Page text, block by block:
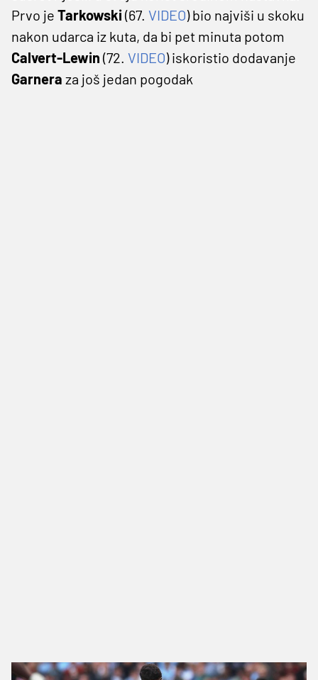
Prvo je Tarkowski (67. VIDEO) bio najviši u skoku
nakon udarca iz kuta, da bi pet minuta potom
Calvert-Lewin (72. VIDEO) iskoristio dodavanje
Garnera za još jedan pogodak